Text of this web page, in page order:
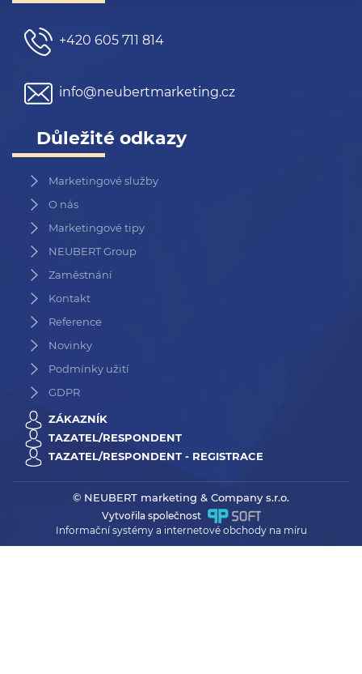
+420 605 711 814
info@neubertmarketing.cz
Důležité odkazy
Marketingové služby
O nás
Marketingové tipy
NEUBERT Group
Zaměstnání
Kontakt
Reference
Novinky
Podmínky užití
GDPR
ZÁKAZNÍK
TAZATEL/RESPONDENT
TAZATEL/RESPONDENT - REGISTRACE
© NEUBERT marketing & Company s.r.o.
Vytvořila společnost
Informační systémy a internetové obchody na míru